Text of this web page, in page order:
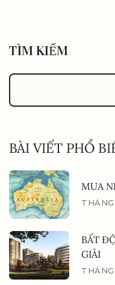
TÌM KIẾM
BÀI VIẾT PHỔ
MUA
BẤT
GIẢI